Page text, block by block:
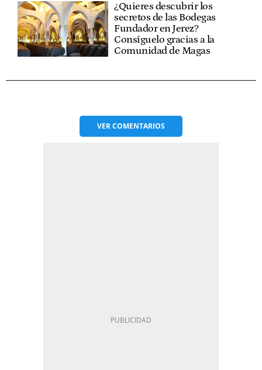
¿Quieres descubrir los
secretos de las Bodegas
Fundador en Jerez?
Consíguelo gracias a la
Comunidad de Magas
VERCOMENTARIOS